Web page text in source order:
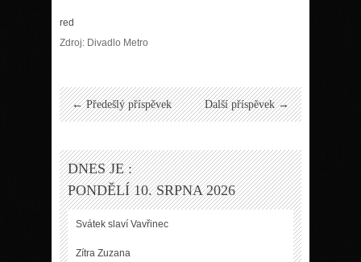
red
Zdroj: Divadlo Metro
← Předešlý příspěvek Další příspěvek →
DNES JE :
PONDĚLÍ 10. SRPNA 2026
Svátek slaví Vavřinec
Zítra Zuzana